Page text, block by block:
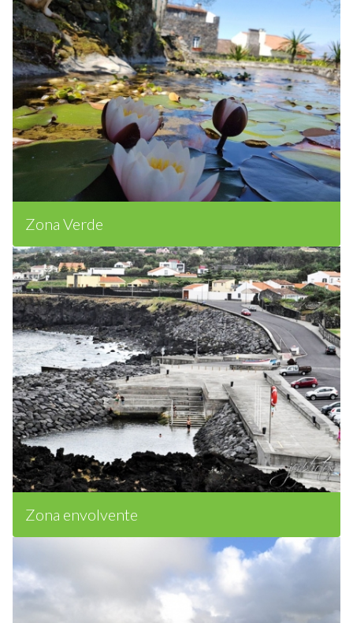
Zona Verde
Zona envolvente